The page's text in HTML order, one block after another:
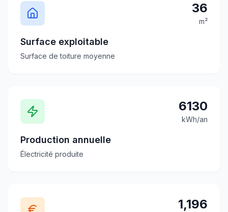
36
m²
Surface exploitable
Surface de toiture moyenne
6130
kWh/an
Production annuelle
Électricité produite
1,196